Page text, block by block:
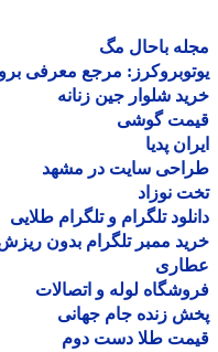
باحال مگ
مرجع معرفی
شلوار جین زنانه
گوشی
پدیا
سایت در مشهد
نوزاد
تلگرام و تلگرام طلایی
ممبر تلگرام بدون ریزش
لوله و اتصالات
زنده جام جهانی
طلا دست دوم